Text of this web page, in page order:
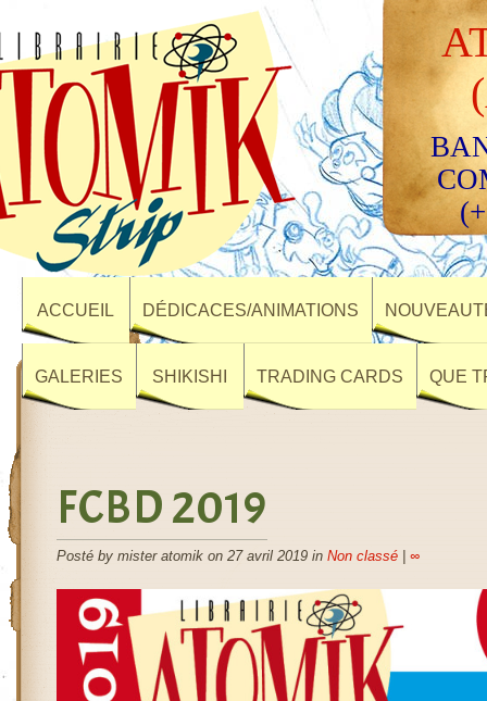
ACCUEIL DÉDICACES/ANIMATIONS
GALERIES SHIKISHI TRADING CARDS QUE
FCBD 2019
Posté by mister atomik on 27 avril 2019 in Non classé| ∞